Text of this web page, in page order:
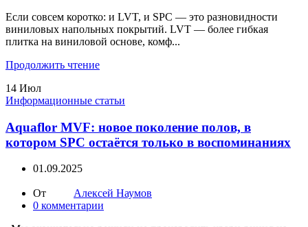
Если совсем коротко: и LVT, и SPC — это разновидности
виниловых напольных покрытий. LVT — более гибкая
плитка на виниловой основе, комф...
Продолжить чтение
14 Июл
Информационные статьи
Aquaflor MVF: новое поколение полов, в
котором SPC остаётся только в воспоминаниях
01.09.2025
От
Алексей Наумов
0 комментарии